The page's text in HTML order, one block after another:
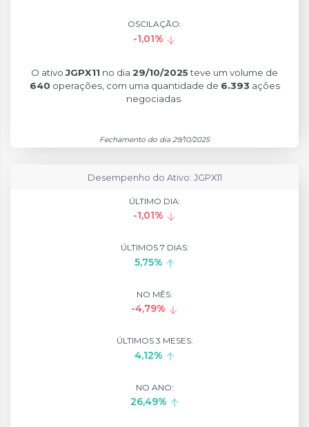
OSCILAÇÃO:
-1,01%
O ativoJGPX11 no dia 29/10/2025teve um volume de
640 operações, com uma quantidade de 6.393 ações
negociadas.
Fechamento do dia 29/10/2025
Desempenho do Ativo: JGPX11
ÚLTIMO DIA:
-1,01%
ÚLTIMOS 7 DIAS:
5,75%
NO MÊS:
-4,79%
ÚLTIMOS 3 MESES:
4,12%
NO ANO:
26,49%